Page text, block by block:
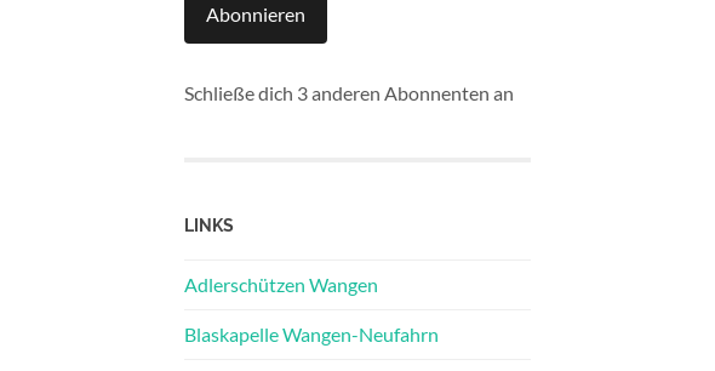
Abonnieren
Schließe dich 3 anderen Abonnenten an
LINKS
Adlerschützen Wangen
Blaskapelle Wangen-Neufahrn